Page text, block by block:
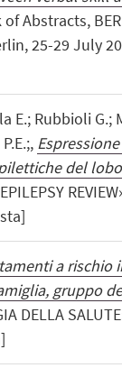
Abstracts,
25-29 July
E.; Rubbioli G.;
del
a rischio
gruppo
DELLA